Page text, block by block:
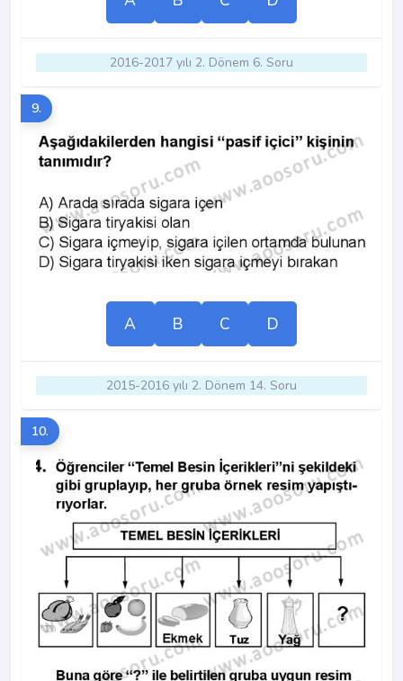
2016-2017 yılı 2. Dönem 6. Soru
9.
A B C D
2015-2016 yılı 2. Dönem 14. Soru
10.